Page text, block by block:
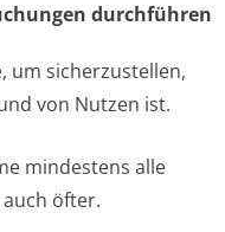
durchführen
um sicherzustellen,
von Nutzen ist.
mindestens alle
öfter.